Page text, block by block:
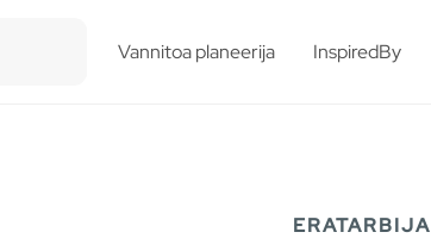
Vannitoa planeerija InspiredBy
ERATARBIJA